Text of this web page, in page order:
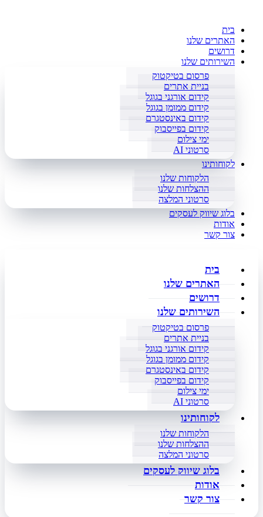
בית
האתרים שלנו
דרושים
השירותים שלנו
פרסום בטיקטוק
בניית אתרים
קידום אורגני בגוגל
קידום ממומן בגוגל
קידום באינסטגרם
קידום בפייסבוק
ימי צילום
סרטוני AI
לקוחותינו
הלקוחות שלנו
ההצלחות שלנו
סרטוני המלצה
בלוג שיווק לעסקים
אודות
צור קשר
בית
האתרים שלנו
דרושים
השירותים שלנו
פרסום בטיקטוק
בניית אתרים
קידום אורגני בגוגל
קידום ממומן בגוגל
קידום באינסטגרם
קידום בפייסבוק
ימי צילום
סרטוני AI
לקוחותינו
הלקוחות שלנו
ההצלחות שלנו
סרטוני המלצה
בלוג שיווק לעסקים
אודות
צור קשר